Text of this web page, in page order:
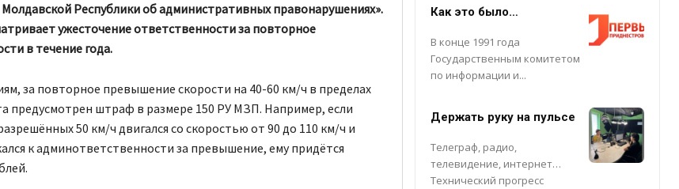
Республики об административных правонарушениях».
ужесточение ответственности за повторное
в течение года.
за повторное превышение скорости на 40-60 км/ч в пределах
предусмотрен штраф в размере 150 РУ МЗП. Например, если
50 км/ч двигался со скоростью от 90 до 110 км/ч и
к админответственности за превышение, ему придётся
Как это было…
В конце 1991 года
Государственным комитетом
по информации и...
Держать руку на пульсе
Телеграф, радио,
телевидение, интернет…
Технический прогресс